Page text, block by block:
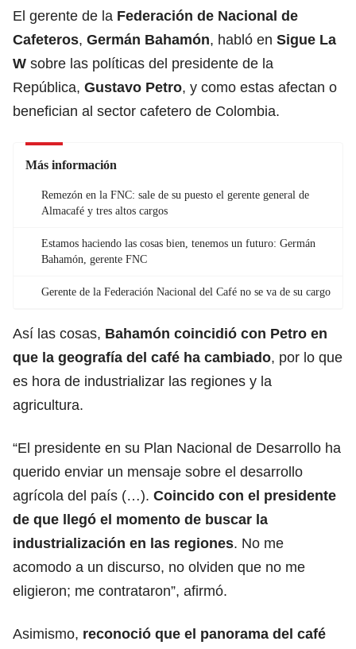
El gerente de la Federación de Nacional de
Cafeteros, Germán Bahamón, habló en Sigue La
W sobre las políticas del presidente de la
República, Gustavo Petro, y como estas afectan o
benefician al sector cafetero de Colombia.
Más información
Remezón en la FNC: sale de su puesto el gerente general de
Almacafé y tres altos cargos
Estamos haciendo las cosas bien, tenemos un futuro: Germán
Bahamón, gerente FNC
Gerente de la Federación Nacional del Café no se va de su cargo
Así las cosas, Bahamón coincidió con Petro en
que la geografía del café ha cambiado, por lo que
es hora de industrializar las regiones y la
agricultura.
“El presidente en su Plan Nacional de Desarrollo ha
querido enviar un mensaje sobre el desarrollo
agrícola del país (…). Coincido con el presidente
de que llegó el momento de buscar la
industrialización en las regiones. No me
acomodo a un discurso, no olviden que no me
eligieron; me contrataron”, afirmó.
Asimismo, reconoció que el panorama del café